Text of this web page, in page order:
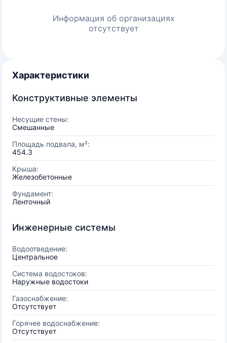
Информация об организациях
отсутствует
Характеристики
Конструктивные элементы
Несущие стены:
Смешанные
Площадь подвала, м²:
454.3
Крыша:
Железобетонные
Фундамент:
Ленточный
Инженерные системы
Водоотведение:
Центральное
Система водостоков:
Наружные водостоки
Газоснабжение:
Отсутствует
Горячее водоснабжение:
Отсутствует